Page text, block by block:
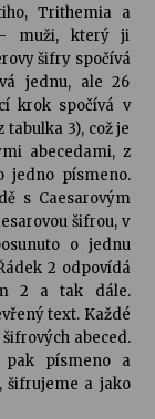
Trithemia a
muži, který ji
šifry spočívá
jednu, ale 26
krok spočívá v
tabulka 3), což je
abecedami, z
jedno písmeno.
s Caesarovým
šifrou, v
o jednu
2 odpovídá
2 a tak dále.
text. Každé
abeced.
pak písmeno a
šifrujeme a jako